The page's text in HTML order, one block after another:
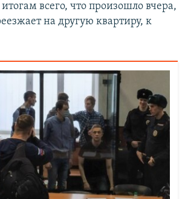
всего, что произошло вчера,
на другую квартиру, к